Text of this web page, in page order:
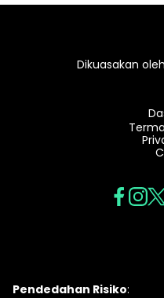
Dikuasakan
Pendedahan Risiko: